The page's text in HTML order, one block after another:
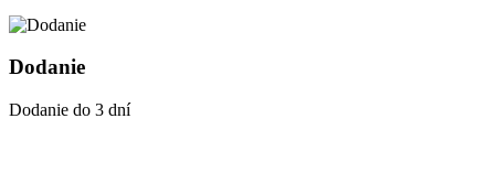
Dodanie
Dodanie do 3 dní